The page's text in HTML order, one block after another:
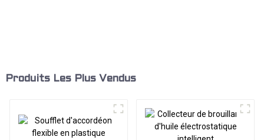
Produits Les Plus Vendus